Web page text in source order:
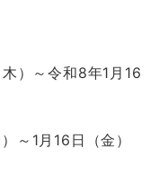
）～令和8年1月16
～1月16日（金）